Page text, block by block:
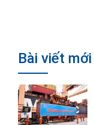
Bài viết mới